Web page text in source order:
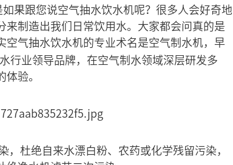
果跟您说空气抽水饮水机呢？很多人会好奇地
制造出我们日常饮用水。大家都会问真的是
气抽水饮水机的专业术名是空气制水机，早
行业领导品牌，在空气制水领域深层研发多
验。
杜绝自来水漂白粉、农药或化学残留污染，